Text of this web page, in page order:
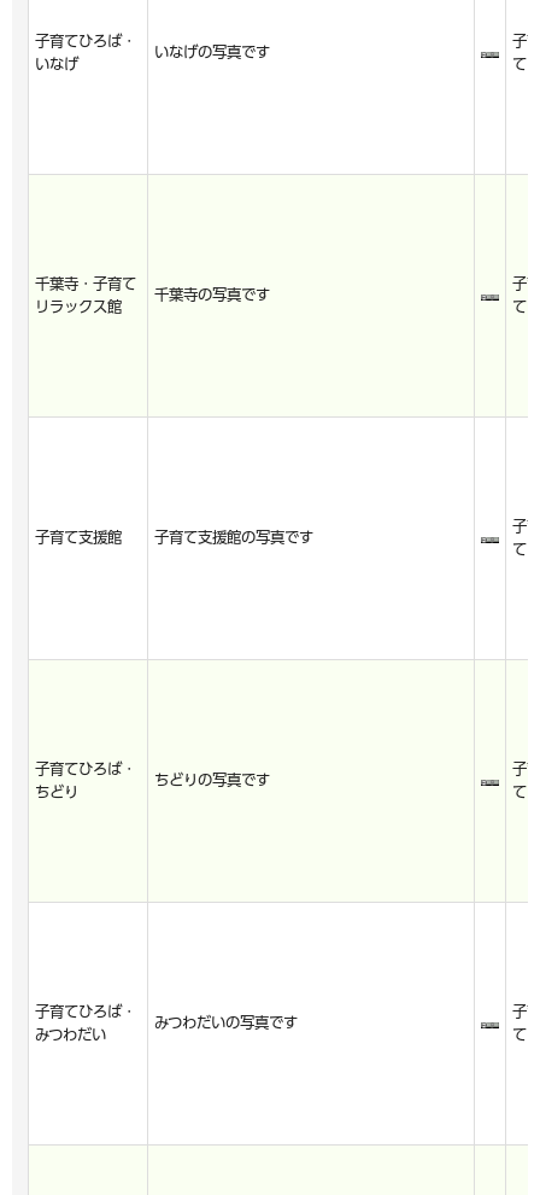
子育てひろば・
いなげ
いなげの写真です
子育
て
千葉寺・子育て
リラックス館
千葉寺の写真です
子育
て
子育て支援館 子育て支援館の写真です
子育
て
子育てひろば・
ちどり
ちどりの写真です
子育
て
子育てひろば・
みつわだい
みつわだいの写真です
子育
て